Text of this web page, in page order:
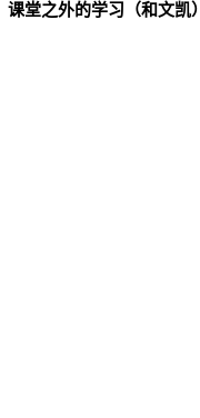
课堂之外的学习（和文凯）